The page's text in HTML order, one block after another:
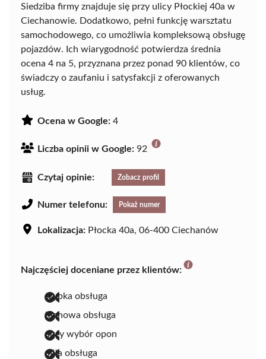
Siedziba firmy znajduje się przy ulicy Płockiej 40a w
Ciechanowie. Dodatkowo, pełni funkcję warsztatu
samochodowego, co umożliwia kompleksową obsługę
pojazdów. Ich wiarygodność potwierdza średnia
ocena 4 na 5, przyznana przez ponad 90 klientów, co
świadczy o zaufaniu i satysfakcji z oferowanych
usług.
Ocena w Google: 4
Liczba opinii w Google: 92
Czytaj opinie: Zobacz profil
Numer telefonu: Pokaż numer
Lokalizacja: Płocka 40a, 06-400 Ciechanów
Najczęściej doceniane przez klientów:
szybka obsługa
fachowa obsługa
duży wybór opon
miła obsługa